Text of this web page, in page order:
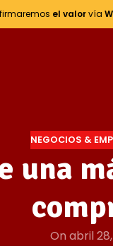
el valorvía
NEGOCIOS &
una
On abril